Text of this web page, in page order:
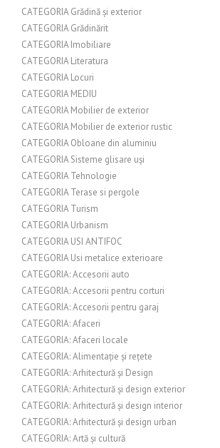
CATEGORIA Grădină și exterior
CATEGORIA Grădinărit
CATEGORIA Imobiliare
CATEGORIA Literatura
CATEGORIA Locuri
CATEGORIA MEDIU
CATEGORIA Mobilier de exterior
CATEGORIA Mobilier de exterior rustic
CATEGORIA Obloane din aluminiu
CATEGORIA Sisteme glisare uși
CATEGORIA Tehnologie
CATEGORIA Terase si pergole
CATEGORIA Turism
CATEGORIA Urbanism
CATEGORIA USI ANTIFOC
CATEGORIA Usi metalice exterioare
CATEGORIA: Accesorii auto
CATEGORIA: Accesorii pentru corturi
CATEGORIA: Accesorii pentru garaj
CATEGORIA: Afaceri
CATEGORIA: Afaceri locale
CATEGORIA: Alimentație și rețete
CATEGORIA: Arhitectură și Design
CATEGORIA: Arhitectură și design exterior
CATEGORIA: Arhitectură și design interior
CATEGORIA: Arhitectură și design urban
CATEGORIA: Artă și cultură